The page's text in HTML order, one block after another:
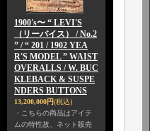
1900's〜 “ LEVI'S
（リーバイス） / No.2
” / “ 201 / 1902 YEA
R'S MODEL ” WAIST
OVERALLS / W. BUC
KLEBACK & SUSPE
NDERS BUTTONS
13,200,000円(税込)
・こちらの商品はアイテ
ムの特性故、ネット販売